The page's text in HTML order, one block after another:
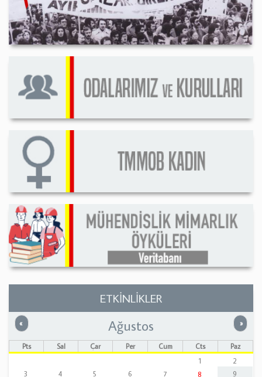
ETKİNLİKLER
« Önceki »
Ağustos
Pts Sal Çar Per Cum Cts
Paz
1
2
3
4 5 6 7 8
9